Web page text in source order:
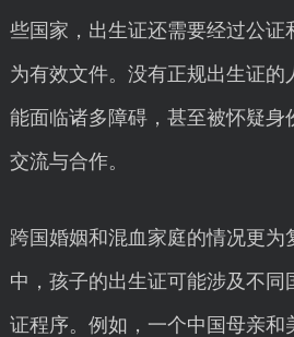
些国家，出生证还需要经过公证
为有效文件。没有正规出生证的
能面临诸多障碍，甚至被怀疑身
交流与合作。
跨国婚姻和混血家庭的情况更为
中，孩子的出生证可能涉及不同
证程序。例如，一个中国母亲和